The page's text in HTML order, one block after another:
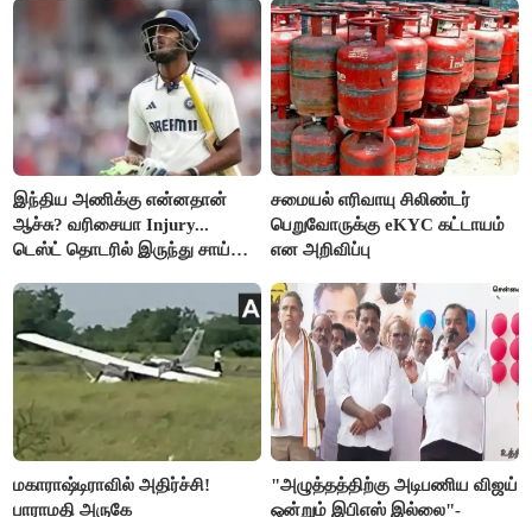
இந்திய அணிக்கு என்னதான்
ஆச்சு? வரிசையா Injury...
டெஸ்ட் தொடரில் இருந்து சாய்
சமையல் எரிவாயு சிலிண்டர்
பெறுவோருக்கு eKYC கட்டாயம்
என அறிவிப்பு
மகாராஷ்டிராவில் அதிர்ச்சி!
பாராமதி அருகே
"அழுத்தத்திற்கு அடிபணிய விஜய்
ஒன்றும் இபிஎஸ் இல்லை"-